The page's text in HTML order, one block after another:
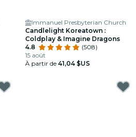
Immanuel Presbyterian Church
Candlelight Koreatown :
Coldplay & Imagine Dragons
4.8
(508)
15 août
À partir de 41,04 $US